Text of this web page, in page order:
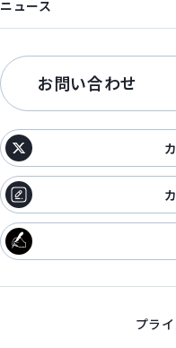
ニュース
お問い合わせ
プラ